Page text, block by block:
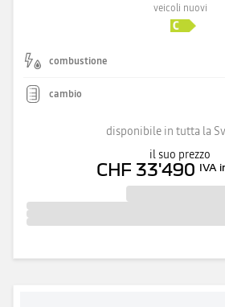
veicoli nuovi
combustione
cambio
disponibile in tutta la
il suo prezzo
CHF 33'490 IVA